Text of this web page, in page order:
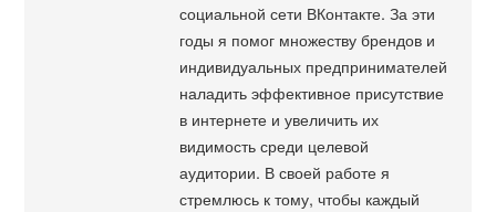
социальной сети ВКонтакте. За эти
годы я помог множеству брендов и
индивидуальных предпринимателей
наладить эффективное присутствие
в интернете и увеличить их
видимость среди целевой
аудитории. В своей работе я
стремлюсь к тому, чтобы каждый